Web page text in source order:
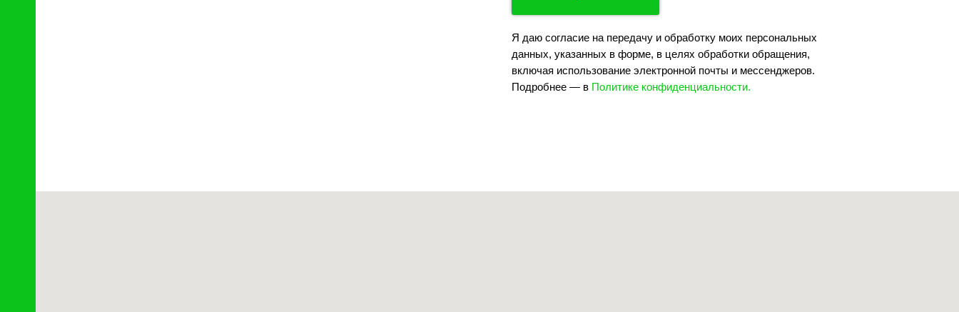
Я даю согласие на передачу и обработку моих персональных
данных, указанных в форме, в целях обработки обращения,
включая использование электронной почты и мессенджеров.
Подробнее — в Политике конфиденциальности.